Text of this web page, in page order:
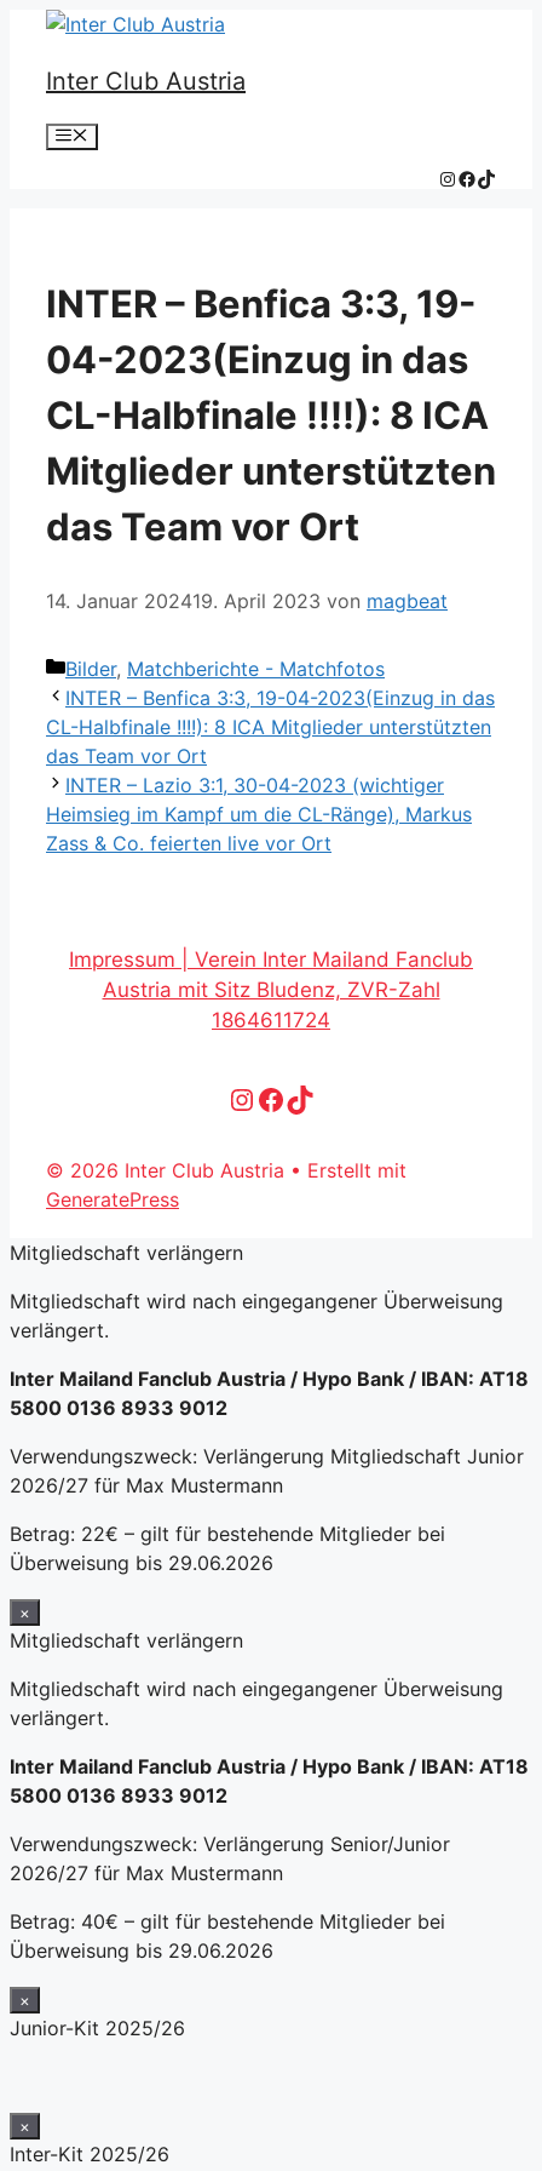
Zum
springen
Inter Club Austria
Menü
Instagram
TikTok
INTER – Benfica 3:3, 19-
04-2023(Einzug in das
CL-Halbfinale !!!!): 8 ICA
Mitglieder unterstützten
das Team vor Ort
14. Januar 202419. April 2023 von magbeat
Kategorien
Bilder, Matchberichte - Matchfotos
INTER – Benfica 3:3, 19-04-2023(Einzug in das
CL-Halbfinale !!!!): 8 ICA Mitglieder unterstützten
das Team vor Ort
INTER – Lazio 3:1, 30-04-2023 (wichtiger
Heimsieg im Kampf um die CL-Ränge), Markus
Zass & Co. feierten live vor Ort
Impressum | Verein Inter Mailand Fanclub
Austria mit Sitz Bludenz, ZVR-Zahl
1864611724
Instagram
Facebook
TikTok
© 2026 Inter Club Austria • Erstellt mit
GeneratePress
Mitgliedschaft verlängern
Mitgliedschaft wird nach eingegangener Überweisung
verlängert.
Inter Mailand Fanclub Austria / Hypo Bank / IBAN: AT18
5800 0136 8933 9012
Verwendungszweck: Verlängerung Mitgliedschaft Junior
2026/27 für Max Mustermann
Betrag: 22€ – gilt für bestehende Mitglieder bei
Überweisung bis 29.06.2026
×
Mitgliedschaft verlängern
Mitgliedschaft wird nach eingegangener Überweisung
verlängert.
Inter Mailand Fanclub Austria / Hypo Bank / IBAN: AT18
5800 0136 8933 9012
Verwendungszweck: Verlängerung Senior/Junior
2026/27 für Max Mustermann
Betrag: 40€ – gilt für bestehende Mitglieder bei
Überweisung bis 29.06.2026
×
Junior-Kit 2025/26
×
Inter-Kit 2025/26